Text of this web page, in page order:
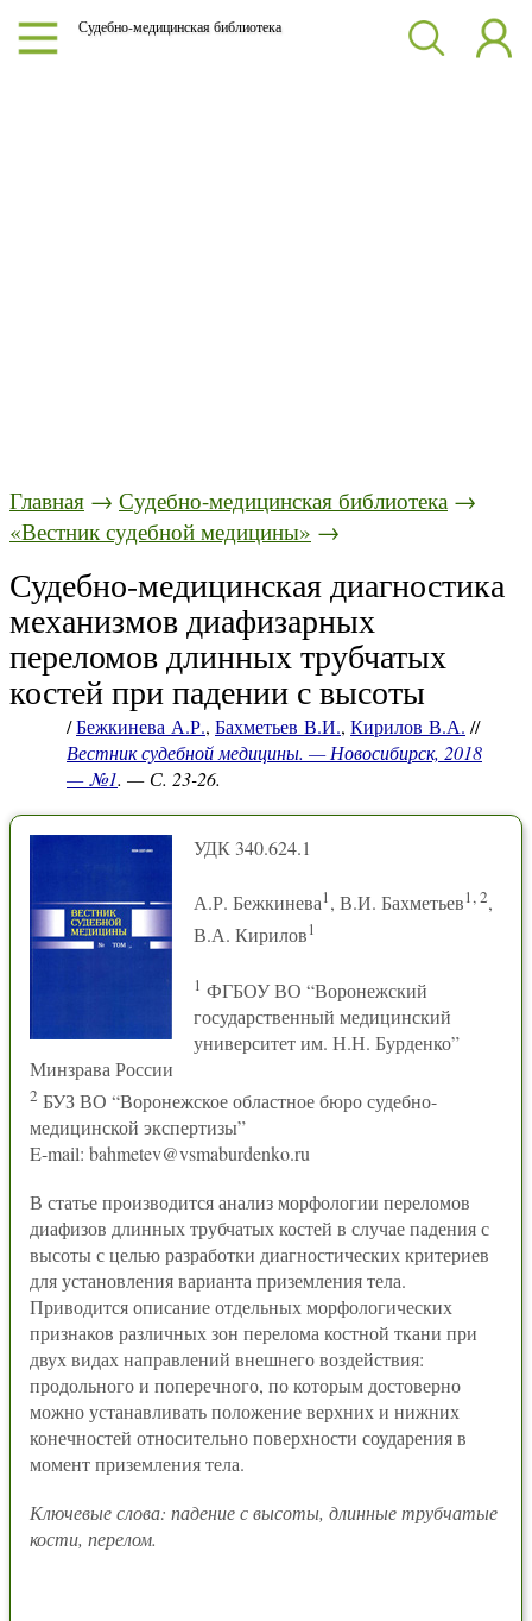
Судебно-медицинская библиотека
Главная → Судебно-медицинская библиотека →
«Вестник судебной медицины» →
Судебно-медицинская диагностика
механизмов диафизарных
переломов длинных трубчатых
костей при падении с высоты
/Бежкинева А.Р., Бахметьев В.И., Кирилов В.А. //
Вестник судебной медицины. — Новосибирск, 2018
— №1. — С. 23-26.
УДК 340.624.1
А.Р. Бежкинева1, В.И. Бахметьев1, 2,
В.А. Кирилов1
1 ФГБОУ ВО “Воронежский
государственный медицинский
университет им. Н.Н. Бурденко”
Минзрава России
2 БУЗ ВО “Воронежское областное бюро судебно-
медицинской экспертизы”
E-mail: bahmetev@vsmaburdenko.ru
В статье производится анализ морфологии переломов
диафизов длинных трубчатых костей в случае падения с
высоты с целью разработки диагностических критериев
для установления варианта приземления тела.
Приводится описание отдельных морфологических
признаков различных зон перелома костной ткани при
двух видах направлений внешнего воздействия:
продольного и поперечного, по которым достоверно
можно устанавливать положение верхних и нижних
конечностей относительно поверхности соударения в
момент приземления тела.
Ключевые слова: падение с высоты, длинные трубчатые
кости, перелом.